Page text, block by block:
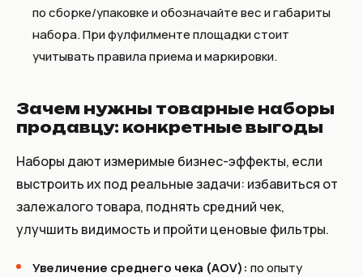
по сборке/упаковке и обозначайте вес и габариты
набора. При фулфилменте площадки стоит
учитывать правила приема и маркировки.
Зачем нужны товарные наборы
продавцу: конкретные выгоды
Наборы дают измеримые бизнес-эффекты, если
выстроить их под реальные задачи: избавиться от
залежалого товара, поднять средний чек,
улучшить видимость и пройти ценовые фильтры.
Увеличение среднего чека (AOV): по опыту